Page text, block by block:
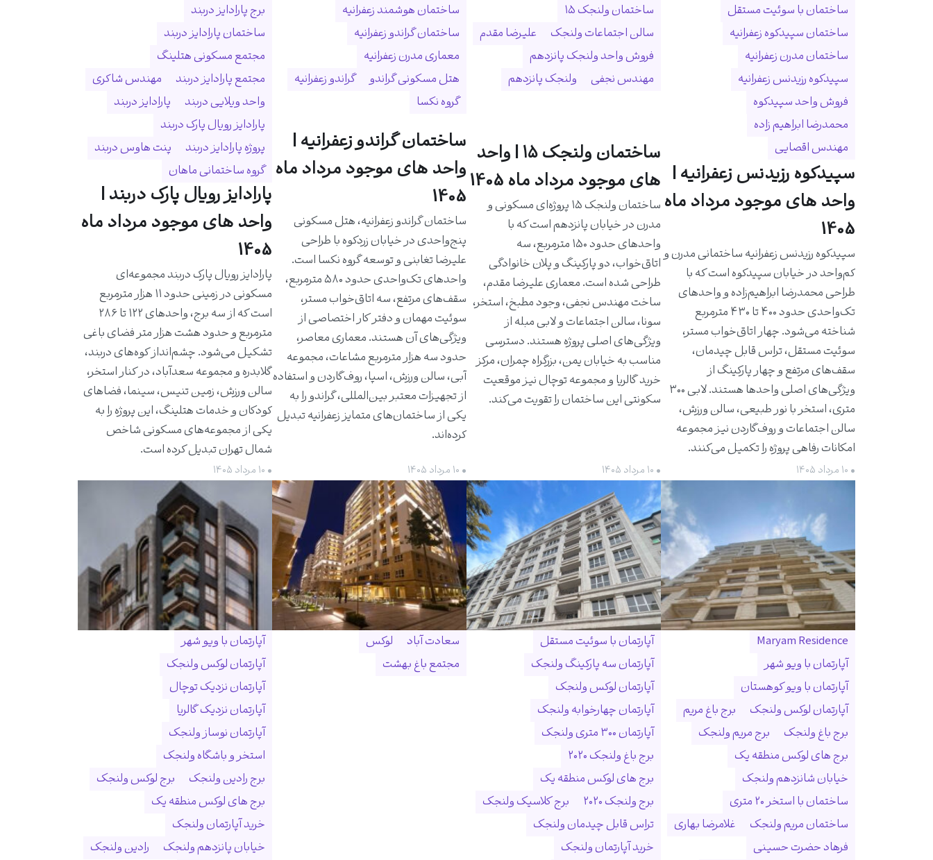
ساختمان با سوئیت مستقل
ساختمان سپیدکوه زعفرانیه
ساختمان مدرن زعفرانیه
سپیدکوه رزیدنس زعفرانیه
فروش واحد سپیدکوه
محمدرضا ابراهیم زاده
مهندس اقصایی
سپیدکوه رزیدنس زعفرانیه |
واحد های موجود مرداد ماه
1405
سپیدکوه رزیدنس زعفرانیه ساختمانی مدرن و
کم‌واحد در خیابان سپیدکوه است که با
طراحی محمدرضا ابراهیم‌زاده و واحدهای
تک‌واحدی حدود ۴۰۰ تا ۴۳۰ مترمربع
شناخته می‌شود. چهار اتاق‌خواب مستر،
سوئیت مستقل، تراس قابل چیدمان،
سقف‌های مرتفع و چهار پارکینگ از
ویژگی‌های اصلی واحدها هستند. لابی ۳۰۰
متری، استخر با نور طبیعی، سالن ورزش،
سالن اجتماعات و روف‌گاردن نیز مجموعه
امکانات رفاهی پروژه را تکمیل می‌کنند.
• ۱۰ مرداد ۱۴۰۵
ساختمان ولنجک ۱۵
سالن اجتماعات ولنجک
علیرضا مقدم
فروش واحد ولنجک پانزدهم
مهندس نجفی
ولنجک پانزدهم
ساختمان ولنجک ۱۵ | واحد
های موجود مرداد ماه 1405
ساختمان ولنجک ۱۵ پروژه‌ای مسکونی و
مدرن در خیابان پانزدهم است که با
واحدهای حدود ۱۵۰ مترمربع، سه
اتاق‌خواب، دو پارکینگ و پلان خانوادگی
طراحی شده است. معماری علیرضا مقدم،
ساخت مهندس نجفی، وجود مطبخ، استخر،
سونا، سالن اجتماعات و لابی مبله از
ویژگی‌های اصلی پروژه هستند. دسترسی
مناسب به خیابان یمن، بزرگراه چمران، مرکز
خرید گالریا و مجموعه توچال نیز موقعیت
سکونتی این ساختمان را تقویت می‌کند.
• ۱۰ مرداد ۱۴۰۵
ساختمان هوشمند زعفرانیه
ساختمان گراندو زعفرانیه
معماری مدرن زعفرانیه
هتل مسکونی گراندو
گراندو زعفرانیه
گروه نکسا
ساختمان گراندو زعفرانیه |
واحد های موجود مرداد ماه
1405
ساختمان گراندو زعفرانیه، هتل مسکونی
پنج‌واحدی در خیابان زردکوه با طراحی
علیرضا تغابنی و توسعه گروه نکسا است.
واحدهای تک‌واحدی حدود ۵۸۰ مترمربع،
سقف‌های مرتفع، سه اتاق‌خواب مستر،
سوئیت مهمان و دفتر کار اختصاصی از
ویژگی‌های آن هستند. معماری معاصر،
حدود سه هزار مترمربع مشاعات، مجموعه
آبی، سالن ورزش، اسپا، روف‌گاردن و استفاده
از تجهیزات معتبر بین‌المللی، گراندو را به
یکی از ساختمان‌های متمایز زعفرانیه تبدیل
کرده‌اند.
• ۱۰ مرداد ۱۴۰۵
برج پارادایز دربند
ساختمان پارادایز دربند
مجتمع مسکونی هتلینگ
مجتمع پارادایز دربند
مهندس شاکری
واحد ویلایی دربند
پارادایز دربند
پارادایز رویال پارک دربند
پروژه پارادایز دربند
پنت هاوس دربند
گروه ساختمانی ماهان
پارادایز رویال پارک دربند |
واحد های موجود مرداد ماه
1405
پارادایز رویال پارک دربند مجموعه‌ای
مسکونی در زمینی حدود ۱۱ هزار مترمربع
است که از سه برج، واحدهای ۱۲۲ تا ۲۸۶
مترمربع و حدود هشت هزار متر فضای باغی
تشکیل می‌شود. چشم‌انداز کوه‌های دربند،
گلابدره و مجموعه سعدآباد، در کنار استخر،
سالن ورزش، زمین تنیس، سینما، فضاهای
کودکان و خدمات هتلینگ، این پروژه را به
یکی از مجموعه‌های مسکونی شاخص
شمال تهران تبدیل کرده است.
• ۱۰ مرداد ۱۴۰۵
Maryam Residence
آپارتمان با ویو شهر
آپارتمان با ویو کوهستان
آپارتمان لوکس ولنجک
برج باغ مریم
برج باغ ولنجک
برج مریم ولنجک
برج های لوکس منطقه یک
خیابان شانزدهم ولنجک
ساختمان با استخر ۲۰ متری
ساختمان مریم ولنجک
غلامرضا بهاری
فرهاد حضرت حسینی
آپارتمان با سوئیت مستقل
آپارتمان سه پارکینگ ولنجک
آپارتمان لوکس ولنجک
آپارتمان چهارخوابه ولنجک
آپارتمان ۳۰۰ متری ولنجک
برج باغ ولنجک ۲۰۲۰
برج های لوکس منطقه یک
برج ولنجک ۲۰۲۰
برج کلاسیک ولنجک
تراس قابل چیدمان ولنجک
خرید آپارتمان ولنجک
سعادت آباد
لوکس
مجتمع باغ بهشت
آپارتمان با ویو شهر
آپارتمان لوکس ولنجک
آپارتمان نزدیک توچال
آپارتمان نزدیک گالریا
آپارتمان نوساز ولنجک
استخر و باشگاه ولنجک
برج رادین ولنجک
برج لوکس ولنجک
برج های لوکس منطقه یک
خرید آپارتمان ولنجک
خیابان پانزدهم ولنجک
رادین ولنجک